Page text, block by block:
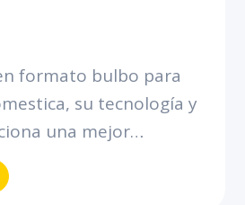
formato bulbo para
su tecnología y
mejor
Ahorra hasta el
comparado con